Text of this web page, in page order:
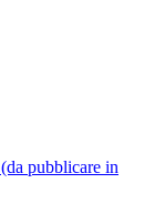
pubblicare in